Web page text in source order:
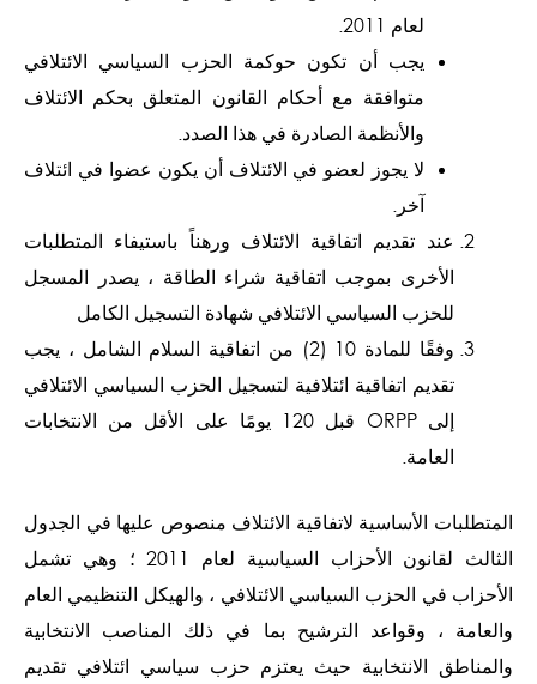
لعام 2011.
يجب أن تكون حوكمة الحزب السياسي الائتلافي
متوافقة مع أحكام القانون المتعلق بحكم الائتلاف
والأنظمة الصادرة في هذا الصدد.
لا يجوز لعضو في الائتلاف أن يكون عضوا في ائتلاف
آخر.
عند تقديم اتفاقية الائتلاف ورهناً باستيفاء المتطلبات
الأخرى بموجب اتفاقية شراء الطاقة ، يصدر المسجل
للحزب السياسي الائتلافي شهادة التسجيل الكامل
وفقًا للمادة 10 (2) من اتفاقية السلام الشامل ، يجب
تقديم اتفاقية ائتلافية لتسجيل الحزب السياسي الائتلافي
إلى ORPP قبل 120 يومًا على الأقل من الانتخابات
العامة.
المتطلبات الأساسية لاتفاقية الائتلاف منصوص عليها في الجدول
الثالث لقانون الأحزاب السياسية لعام 2011 ؛ وهي تشمل
الأحزاب في الحزب السياسي الائتلافي ، والهيكل التنظيمي العام
والعامة ، وقواعد الترشيح بما في ذلك المناصب الانتخابية
والمناطق الانتخابية حيث يعتزم حزب سياسي ائتلافي تقديم